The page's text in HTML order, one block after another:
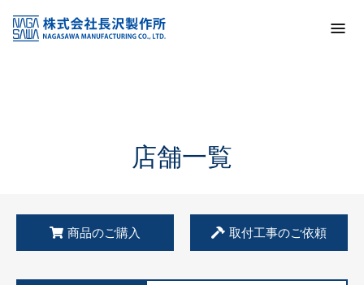
KSS加盟店・取扱店情報
店舗一覧
店舗一覧
商品のご購入 取付工事のご依頼